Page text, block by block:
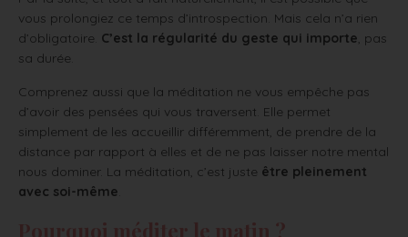
vous prolongiez ce temps d’introspection. Mais cela n’a rien
d’obligatoire. C’est la régularité du geste qui importe , pas
sa durée.
Comprenez aussi que la méditation ne vous empêche pas
d’avoir des pensées qui vous traversent. Elle permet
simplement de les accueillir différemment, de prendre de la
distance par rapport à elles et de ne pas laisser notre mental
nous dominer. La méditation, c’est juste être pleinement
avec soi-même